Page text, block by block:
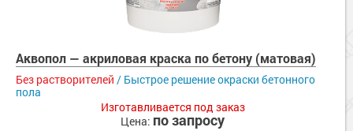
Аквопол — акриловая краска по бетону (матовая)
Без растворителей / Быстрое решение окраски бетонного
пола
Изготавливается под заказ
Цена: по запросу